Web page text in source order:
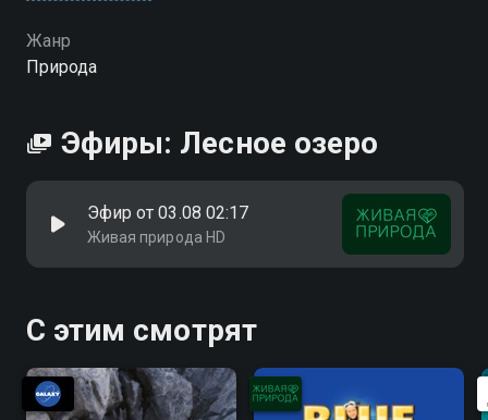
месте
Жанр
Природа
Эфиры: Лесное озеро
Эфир от 03.08 02:17
Живая природа HD
С этим смотрят